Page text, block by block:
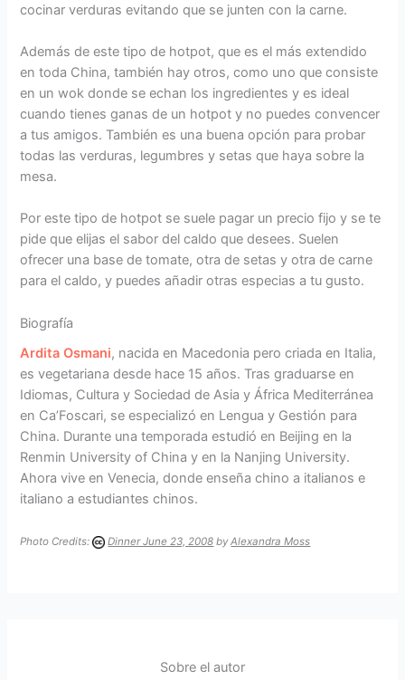
cocinar verduras evitando que se junten con la carne.
Además de este tipo de hotpot, que es el más extendido
en toda China, también hay otros, como uno que consiste
en un wok donde se echan los ingredientes y es ideal
cuando tienes ganas de un hotpot y no puedes convencer
a tus amigos. También es una buena opción para probar
todas las verduras, legumbres y setas que haya sobre la
mesa.
Por este tipo de hotpot se suele pagar un precio fijo y se te
pide que elijas el sabor del caldo que desees. Suelen
ofrecer una base de tomate, otra de setas y otra de carne
para el caldo, y puedes añadir otras especias a tu gusto.
Biografía
Ardita Osmani, nacida en Macedonia pero criada en Italia,
es vegetariana desde hace 15 años. Tras graduarse en
Idiomas, Cultura y Sociedad de Asia y África Mediterránea
en Ca’Foscari, se especializó en Lengua y Gestión para
China. Durante una temporada estudió en Beijing en la
Renmin University of China y en la Nanjing University.
Ahora vive en Venecia, donde enseña chino a italianos e
italiano a estudiantes chinos.
Photo Credits: Dinner June 23, 2008 byAlexandra Moss
Sobre el autor